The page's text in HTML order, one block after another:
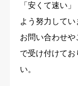
「安くて速い
よう努力してい
お問い合わせ
で受け付けてお
い。